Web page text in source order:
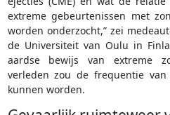
extreme gebeurtenissen met
worden onderzocht,” zei
de Universiteit van Oulu in
aardse bewijs van extreme
verleden zou de frequentie
kunnen worden.